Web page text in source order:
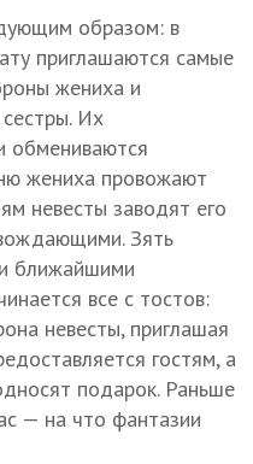
образом: в
приглашаются самые
жениха и
Их
обмениваются
жениха провожают
невесты заводят его
Зять
ближайшими
все с тостов:
невесты, приглашая
гостям, а
подарок. Раньше
— на что фантазии